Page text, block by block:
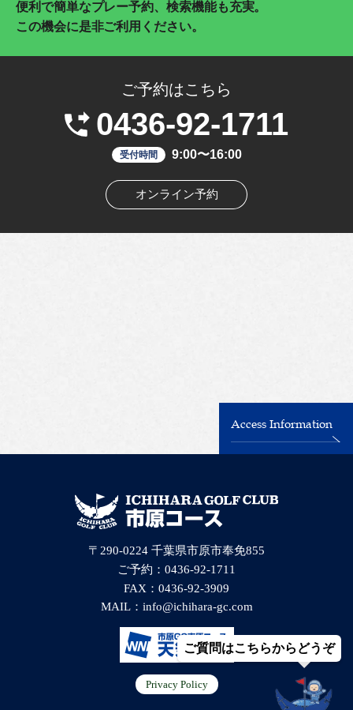
便利で簡単なプレー予約、検索機能も充実。
この機会に是非ご利用ください。
ご予約はこちら
0436-92-1711
受付時間 9:00〜16:00
オンライン予約
Access Information
〒290-0224 千葉県市原市奉免855
ご予約：0436-92-1711
FAX：0436-92-3909
MAIL： info@ichihara-gc.com
Privacy Policy
ご質問はこちらからどうぞ